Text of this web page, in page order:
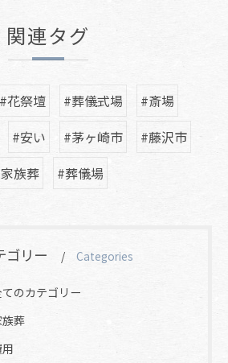
関連タグ
#花祭壇 #葬儀式場
#斎場
#安い #茅ヶ崎市
#藤沢市
族葬
#葬儀場
ゴリー Categories
のカテゴリー
葬